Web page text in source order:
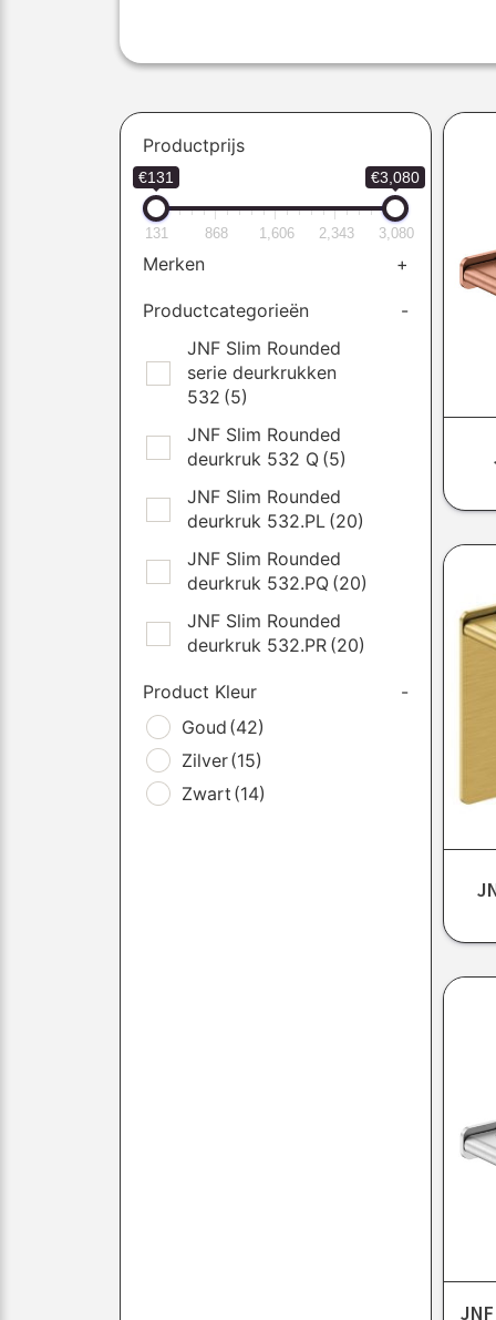
Productprijs
€131 €3,080
131 868 1,606 2,343 3,080
Merken +
Productcategorieën
-
JNF Slim Rounded
serie deurkrukken
532 (5)
JNF Slim Rounded
deurkruk 532 Q (5)
JNF Slim Rounded
deurkruk 532.PL (20)
JNF Slim Rounded
deurkruk 532.PQ (20)
JNF Slim Rounded
deurkruk 532.PR (20)
Product Kleur
-
Goud (42)
Zilver(15)
Zwart (14)